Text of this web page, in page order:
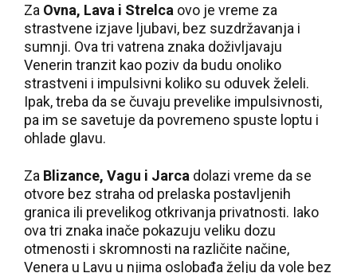
Za Ovna, Lava i Strelca ovo je vreme za
strastvene izjave ljubavi, bez suzdržavanja i
sumnji. Ova tri vatrena znaka doživljavaju
Venerin tranzit kao poziv da budu onoliko
strastveni i impulsivni koliko su oduvek želeli.
Ipak, treba da se čuvaju prevelike impulsivnosti,
pa im se savetuje da povremeno spuste loptu i
ohlade glavu.
Za Blizance, Vagu i Jarca dolazi vreme da se
otvore bez straha od prelaska postavljenih
granica ili prevelikog otkrivanja privatnosti. Iako
ova tri znaka inače pokazuju veliku dozu
otmenosti i skromnosti na različite načine,
Venera u Lavu u njima oslobađa želju da vole bez